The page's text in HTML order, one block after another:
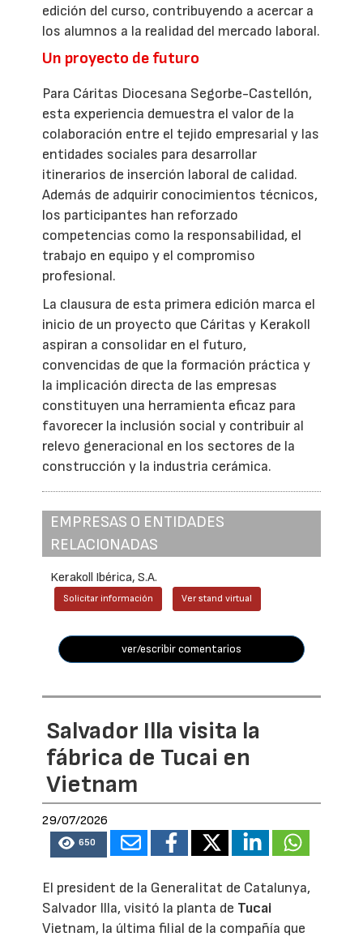
edición del curso, contribuyendo a acercar a
los alumnos a la realidad del mercado laboral.
Un proyecto de futuro
Para Cáritas Diocesana Segorbe-Castellón,
esta experiencia demuestra el valor de la
colaboración entre el tejido empresarial y las
entidades sociales para desarrollar
itinerarios de inserción laboral de calidad.
Además de adquirir conocimientos técnicos,
los participantes han reforzado
competencias como la responsabilidad, el
trabajo en equipo y el compromiso
profesional.
La clausura de esta primera edición marca el
inicio de un proyecto que Cáritas y Kerakoll
aspiran a consolidar en el futuro,
convencidas de que la formación práctica y
la implicación directa de las empresas
constituyen una herramienta eficaz para
favorecer la inclusión social y contribuir al
relevo generacional en los sectores de la
construcción y la industria cerámica.
EMPRESAS O ENTIDADES
RELACIONADAS
Kerakoll Ibérica, S.A.
Solicitar información Ver stand virtual
ver/escribir comentarios
Salvador Illa visita la
fábrica de Tucai en
Vietnam
29/07/2026
650
El president de la Generalitat de Catalunya,
Salvador Illa, visitó la planta de Tucai
Vietnam, la última filial de la compañía que